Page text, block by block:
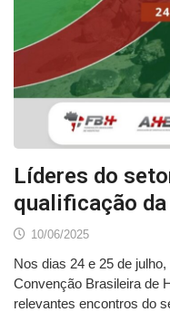
Líderes do
qualificação da
10/06/2025
Nos dias 24 e 25 de
Convenção Brasileira de
relevantes encontros do